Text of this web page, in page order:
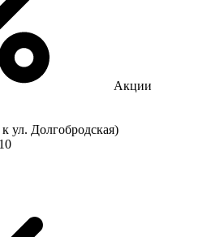
Акции
ул. Долгобродская)